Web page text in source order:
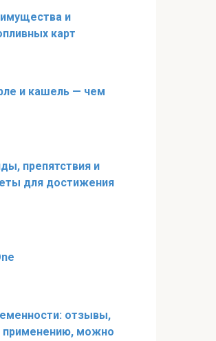
и
карт
и кашель — чем
препятствия и
для достижения
отзывы,
применению, можно